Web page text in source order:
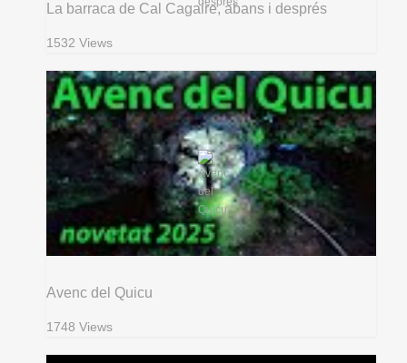
La barraca de Cal Cagaire, abans i després
1532 Views
Avenc del Quicu
1748 Views